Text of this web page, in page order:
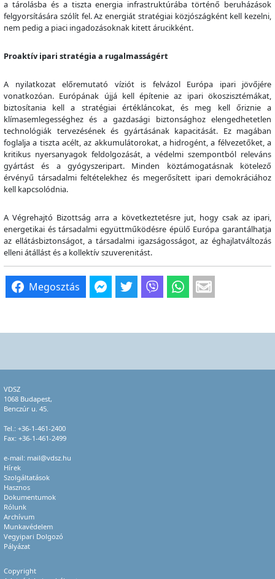
a tárolásba és a tiszta energia infrastruktúrába történő beruházások
felgyorsítására szólít fel. Az energiát stratégiai közjószágként kell kezelni,
nem pedig a piaci ingadozásoknak kitett árucikként.
Proaktív ipari stratégia a rugalmasságért
A nyilatkozat előremutató víziót is felvázol Európa ipari jövőjére
vonatkozóan. Európának újjá kell építenie az ipari ökoszisztémákat,
biztosítania kell a stratégiai értékláncokat, és meg kell őriznie a
klímasemlegességhez és a gazdasági biztonsághoz elengedhetetlen
technológiák tervezésének és gyártásának kapacitását. Ez magában
foglalja a tiszta acélt, az akkumulátorokat, a hidrogént, a félvezetőket, a
kritikus nyersanyagok feldolgozását, a védelmi szempontból releváns
gyártást és a gyógyszeripart. Minden köztámogatásnak kötelező
érvényű társadalmi feltételekhez és megerősített ipari demokráciához
kell kapcsolódnia.
A Végrehajtó Bizottság arra a következtetésre jut, hogy csak az ipari,
energetikai és társadalmi együttműködésre épülő Európa garantálhatja
az ellátásbiztonságot, a társadalmi igazságosságot, az éghajlatváltozás
elleni átállást és a kollektív szuverenitást.
Megosztás
VDSZ
1068 Budapest,
Benczúr u. 45.
Tel.: +36-1-461-2400
Fax: +36-1-461-2499
e-mail: mail@vdsz.hu
Hírek
Szolgáltatások
Hasznos
Dokumentumok
Rólunk
Archívum
Munkavédelem
Vegyipari Dolgozó
Pályázat
Copyright